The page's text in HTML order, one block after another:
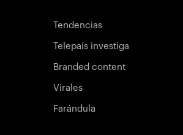
Tendencias
Telepaís investiga
Branded content
Virales
Farándula